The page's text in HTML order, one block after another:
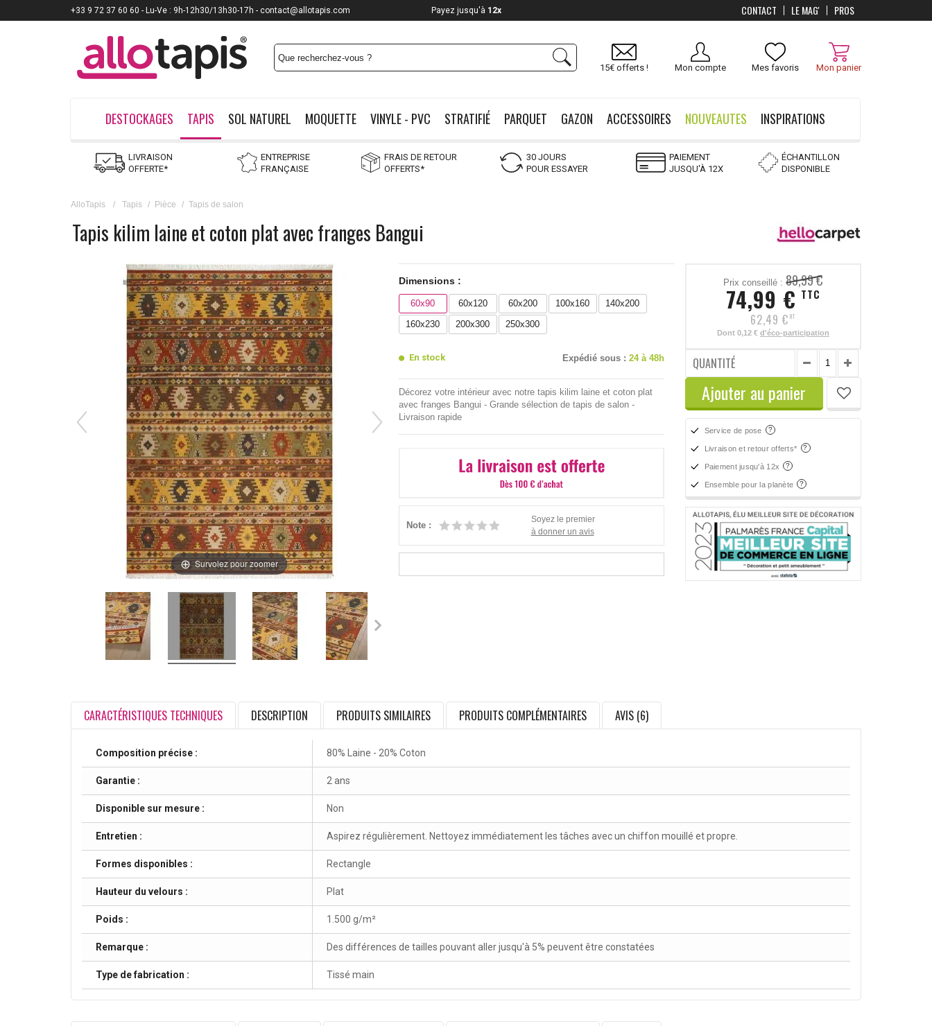
Mon panier
Mes favoris
Mon compte
15€ offerts !
DESTOCKAGES TAPIS SOL NATUREL MOQUETTE VINYLE - PVC STRATIFIÉ PARQUET GAZON ACCESSOIRES NOUVEAUTES INSPIRATIONS
LIVRAISON
OFFERTE*
ENTREPRISE
FRANÇAISE
FRAIS DE RETOUR
OFFERTS*
30 JOURS
POUR ESSAYER
PAIEMENT
JUSQU'À 12X
ÉCHANTILLON
DISPONIBLE
AlloTapis / Tapis / Pièce / Tapis de salon
Tapis kilim laine et coton plat avec franges Bangui
Survolez pour zoomer
Dimensions :
60x90 60x120 60x200 100x160
140x200
160x230
200x300 250x300
En stock Expédié sous : 24 à 48h
Décorez votre intérieur avec notre tapis kilim laine et coton plat
avec franges Bangui - Grande sélection de tapis de salon -
Livraison rapide
Note :
Soyez le premier
à donner un avis
Prix conseillé :89,99 €
74,99 € TTC
62,49 € HT
Dont 0,12 € d'éco-participation
QUANTITÉ
Ajouter au panier
Service de pose
Livraison et retour offerts*
Paiement jusqu'à 12x
Ensemble pour la planète
CARACTÉRISTIQUES TECHNIQUES DESCRIPTION PRODUITS SIMILAIRES PRODUITS COMPLÉMENTAIRES AVIS (6)
Composition précise : 80% Laine - 20% Coton
Garantie : 2 ans
Disponible sur mesure : Non
Entretien : Aspirez régulièrement. Nettoyez immédiatement les tâches avec un chiffon mouillé et propre.
Formes disponibles : Rectangle
Hauteur du velours : Plat
Poids : 1.500 g/m²
Remarque : Des différences de tailles pouvant aller jusqu'à 5% peuvent être constatées
Type de fabrication : Tissé main
PROS
LE MAG'
CONTACT
+33 9 72 37 60 60 - Lu-Ve : 9h-12h30/13h30-17h - contact@allotapis.com Payez jusqu'à 12x OFFERTSdès 100 €